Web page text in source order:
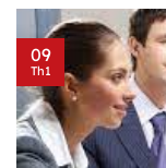
09
Th1